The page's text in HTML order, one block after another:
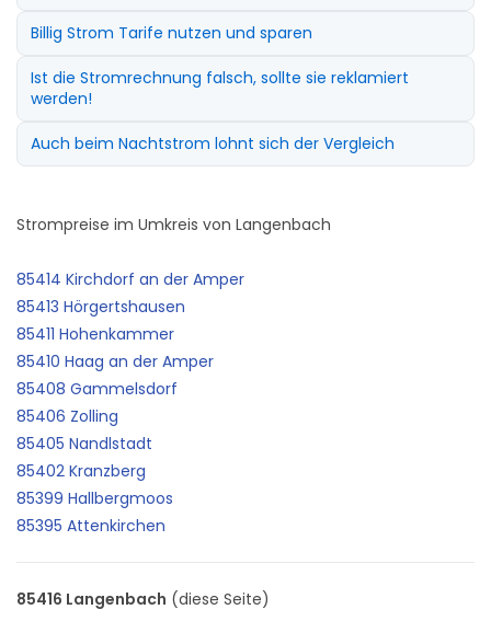
Billig Strom Tarife nutzen und sparen
Ist die Stromrechnung falsch, sollte sie reklamiert
werden!
Auch beim Nachtstrom lohnt sich der Vergleich
Strompreise im Umkreis von Langenbach
85414 Kirchdorf an der Amper
85413 Hörgertshausen
85411 Hohenkammer
85410 Haag an der Amper
85408 Gammelsdorf
85406 Zolling
85405 Nandlstadt
85402 Kranzberg
85399 Hallbergmoos
85395 Attenkirchen
85416 Langenbach (diese Seite)